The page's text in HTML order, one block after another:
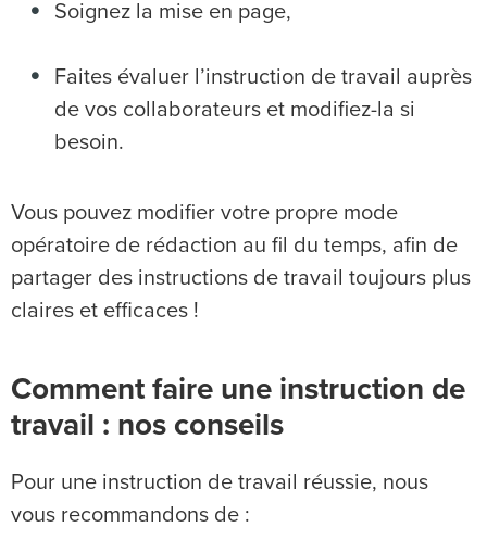
Soignez la mise en page,
Faites évaluer l’instruction de travail auprès
de vos collaborateurs et modifiez-la si
besoin.
Vous pouvez modifier votre propre mode
opératoire de rédaction au fil du temps, afin de
partager des instructions de travail toujours plus
claires et efficaces !
Comment faire une instruction de
travail : nos conseils
Pour une instruction de travail réussie, nous
vous recommandons de :